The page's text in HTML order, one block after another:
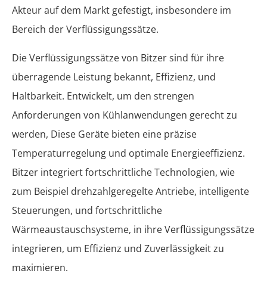
Akteur auf dem Markt gefestigt, insbesondere im
Bereich der Verflüssigungssätze.
Die Verflüssigungssätze von Bitzer sind für ihre
überragende Leistung bekannt, Effizienz, und
Haltbarkeit. Entwickelt, um den strengen
Anforderungen von Kühlanwendungen gerecht zu
werden, Diese Geräte bieten eine präzise
Temperaturregelung und optimale Energieeffizienz.
Bitzer integriert fortschrittliche Technologien, wie
zum Beispiel drehzahlgeregelte Antriebe, intelligente
Steuerungen, und fortschrittliche
Wärmeaustauschsysteme, in ihre Verflüssigungssätze
integrieren, um Effizienz und Zuverlässigkeit zu
maximieren.